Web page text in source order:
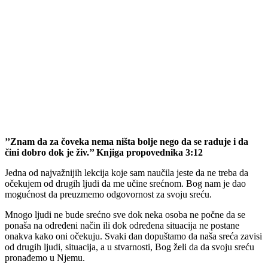
’’Znam da za čoveka nema ništa bolje nego da se raduje i da
čini dobro dok je živ.’’ Knjiga propovednika 3:12
Jedna od najvažnijih lekcija koje sam naučila jeste da ne treba da
očekujem od drugih ljudi da me učine srećnom. Bog nam je dao
mogućnost da preuzmemo odgovornost za svoju sreću.
Mnogo ljudi ne bude srećno sve dok neka osoba ne počne da se
ponaša na određeni način ili dok određena situacija ne postane
onakva kako oni očekuju. Svaki dan dopuštamo da naša sreća zavisi
od drugih ljudi, situacija, a u stvarnosti, Bog želi da da svoju sreću
pronađemo u Njemu.